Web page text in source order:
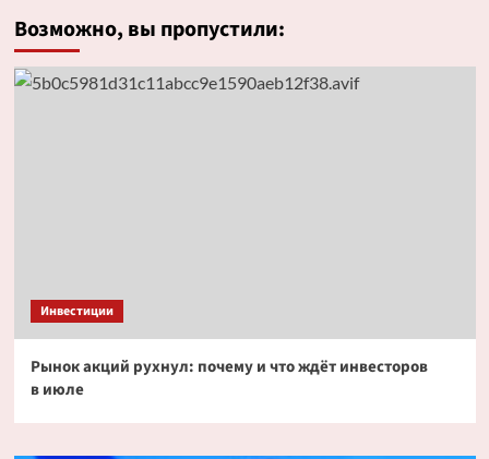
Возможно, вы пропустили:
Инвестиции
Рынок акций рухнул: почему и что ждёт инвесторов
в июле